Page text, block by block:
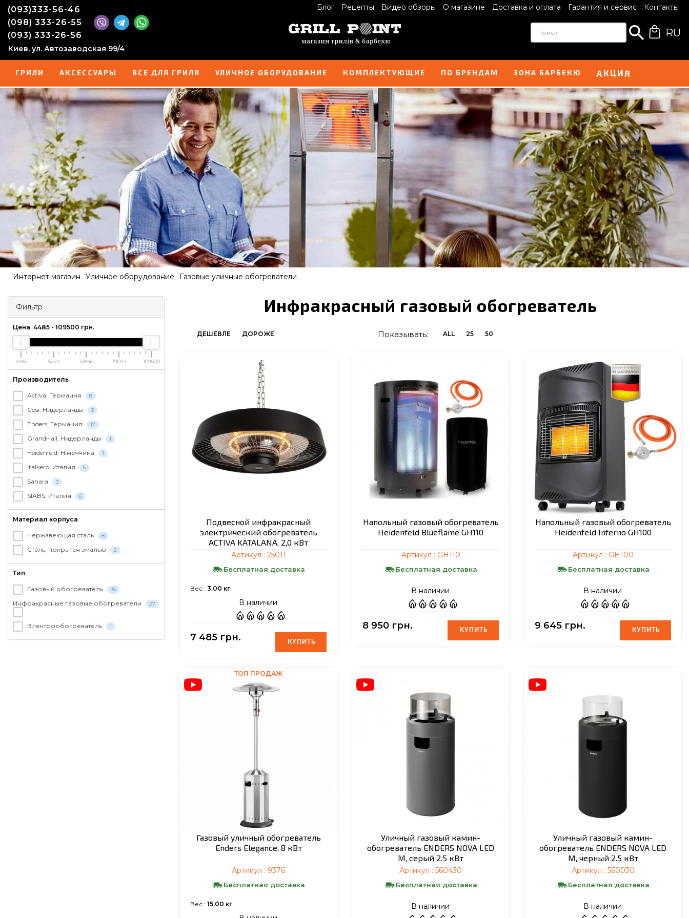
Блог Рецепты Видео обзоры О магазине Доставка и оплата Гарантия и сервис Контакты
(093)333-56-46
(098) 333-26-55
(093) 333-26-56
Киев, ул. Автозаводская 99/4
RU
ГРИЛИ АКСЕССУАРЫ ВСЕ ДЛЯ ГРИЛЯ УЛИЧНОЕ ОБОРУДОВАНИЕ КОМПЛЕКТУЮЩИЕ ПО БРЕНДАМ ЗОНА БАРБЕКЮ АКЦИЯ
Интернет магазин Уличное оборудование Газовые уличные обогреватели
Фильтр
Цена 4485 - 109500 грн.
4485 5224 12846 39044 109500
Производитель
Activa, Германия 8
Cosi, Нидерланды 3
Enders, Германия 17
GrandHall, Нидерланды 1
Heidenfeld, Німеччина 1
Italkero, Италия 5
Sahara 3
SIABS, Италия 6
Материал корпуса
Нержавеющая сталь 8
Сталь, покрытая эмалью 2
Тип
Газовый обогреватель 35
Инфракрасные газовые обогреватели 27
Электрообогреватель 1
Инфракрасный газовый обогреватель
ДЕШЕВЛЕ ДОРОЖЕ Показывать: ALL 25 50
Подвесной инфракрасный
электрический обогреватель
ACTIVA KATALANA, 2,0 кВт
Артикул : 25011
Бесплатная доставка
Вес : 3.00 кг
В наличии
7 485 грн. КУПИТЬ
КУПИТЬ
Напольный газовый обогреватель
Heidenfeld Blueflame GH110
Артикул : GH110
Бесплатная доставка
В наличии
8 950 грн. КУПИТЬ
КУПИТЬ
Напольный газовый обогреватель
Heidenfeld Inferno GH100
Артикул : GH100
Бесплатная доставка
В наличии
9 645 грн. КУПИТЬ
КУПИТЬ
ТОП ПРОДАЖ
Газовый уличный обогреватель
Enders Elegance, 8 кВт
Артикул : 9376
Бесплатная доставка
Вес : 15.00 кг
Уличный газовый камин-
обогреватель ENDERS NOVA LED
M, серый 2.5 кВт
Артикул : 560430
Бесплатная доставка
В наличии
Уличный газовый камин-
обогреватель ENDERS NOVA LED
M, черный 2.5 кВт
Артикул : 560030
Бесплатная доставка
В наличии